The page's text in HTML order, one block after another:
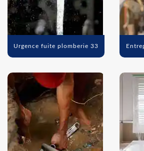
Urgence fuite plomberie 33